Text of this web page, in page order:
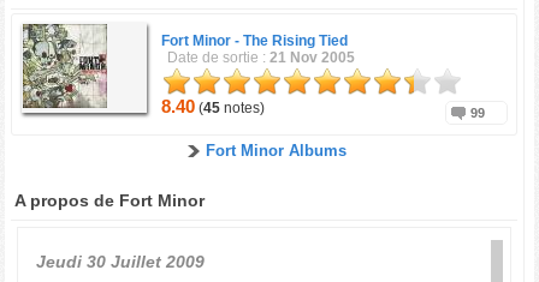
Fort Minor -The Rising Tied
Date de sortie :21 Nov 2005
8.40 (45 notes) 99
Fort Minor Albums
A propos de Fort Minor
Jeudi 30 Juillet 2009